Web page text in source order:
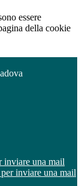
essere
della cookie
inviare una mail
inviare una mail